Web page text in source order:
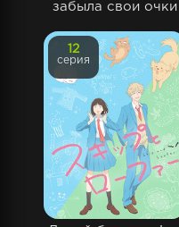
забыла свои очки
12
серия